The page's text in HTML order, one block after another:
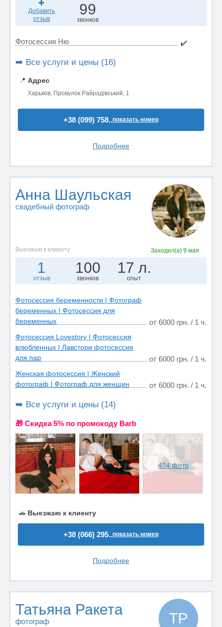
Добавить
отзыв
99
звонков
Фотосессия Ню ✔️
➡️ Все услуги и цены (16)
📍 Адрес
Харьков, Провулок Райрадівський, 1
+38 (099) 758..показать номер
Подробнее
Анна Шаульская
свадебный фотограф
Выезжаю к клиенту Заходил(а) 9 мая
1
отзыв
100
звонков
17 л.
опыт
Фотосессия беременности | Фотограф
беременных | Фотосессия для
беременных
от 6000 грн. / 1 ч.
Фотосессия Lovestory | Фотосессия
влюбленных | Лавстори фотосессия
для пар
от 6000 грн. / 1 ч.
Женская фотосессия | Женский
фотограф | Фотограф для женщин
от 6000 грн. / 1 ч.
➡️ Все услуги и цены (14)
🎁 Cкидка 5% по промокоду Barb
434 фото
🚗 Выезжаю к клиенту
+38 (066) 295..показать номер
Подробнее
Татьяна Ракета
фотограф ТР